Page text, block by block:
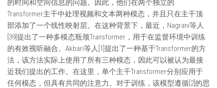
的时间和空间信息的问题。因此，他们在两个独立的
Transformer主干中处理视频和文本两种模态，并且只在主干顶
部添加了一个线性映射层。在这种背景下，最近，Nagrani等人
[39]提出了一种多模态瓶颈Transformer，用于在监督环境中训练
的有效视听融合。Akbari等人[1]提出了一种基于Transformer的方
法，该方法实际上使用了所有三种模态，因此可以被认为最接
近我们提出的工作。在这里，单个主干Transformer分别应用于
任何模态，但具有共同的注意力。对于训练，该模型遵循[2]的思